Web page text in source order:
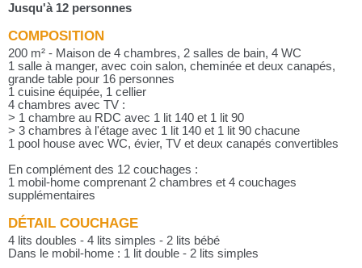
Jusqu'à 12 personnes
COMPOSITION
200 m² - Maison de 4 chambres, 2 salles de bain, 4 WC
1 salle à manger, avec coin salon, cheminée et deux canapés,
grande table pour 16 personnes
1 cuisine équipée, 1 cellier
4 chambres avec TV :
> 1 chambre au RDC avec 1 lit 140 et 1 lit 90
> 3 chambres à l'étage avec 1 lit 140 et 1 lit 90 chacune
1 pool house avec WC, évier, TV et deux canapés convertibles
En complément des 12 couchages :
1 mobil-home comprenant 2 chambres et 4 couchages
supplémentaires
DÉTAIL COUCHAGE
4 lits doubles - 4 lits simples - 2 lits bébé
Dans le mobil-home : 1 lit double - 2 lits simples